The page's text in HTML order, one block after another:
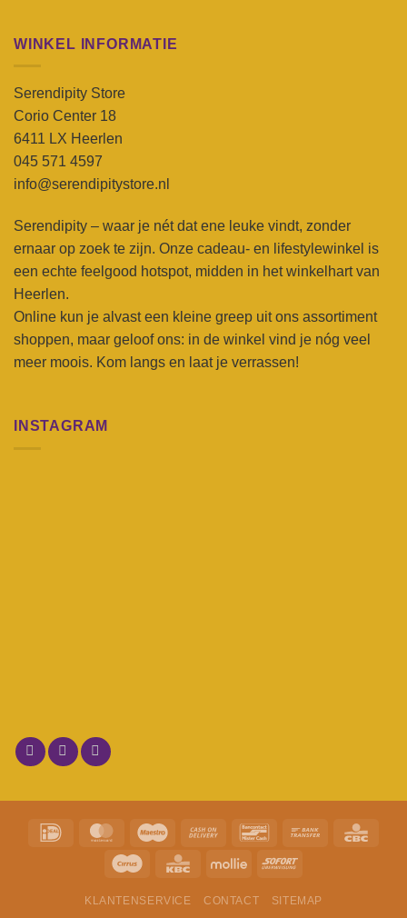
WINKEL INFORMATIE
Serendipity Store
Corio Center 18
6411 LX Heerlen
045 571 4597
info@serendipitystore.nl
Serendipity – waar je nét dat ene leuke vindt, zonder
ernaar op zoek te zijn. Onze cadeau- en lifestylewinkel is
een echte feelgood hotspot, midden in het winkelhart van
Heerlen.
Online kun je alvast een kleine greep uit ons assortiment
shoppen, maar geloof ons: in de winkel vind je nóg veel
meer moois. Kom langs en laat je verrassen!
INSTAGRAM
KLANTENSERVICE CONTACT SITEMAP